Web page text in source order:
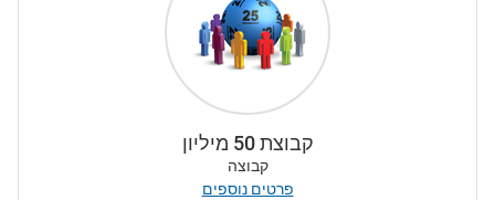
קבוצת 50 מיליון
קבוצה
פרטים נוספים